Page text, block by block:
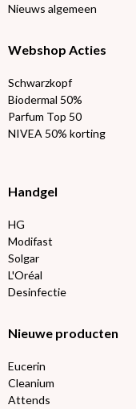
Nieuws algemeen
Webshop Acties
Schwarzkopf
Biodermal 50%
Parfum Top 50
NIVEA 50% korting
Handgel
HG
Modifast
Solgar
L'Oréal
Desinfectie
Nieuwe producten
Eucerin
Cleanium
Attends